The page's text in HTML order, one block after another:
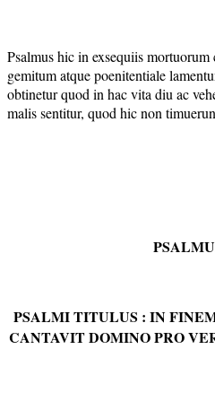
Psalmus hic in exsequiis
gemitum atque poenitentiale
obtinetur quod in hac vita diu ac
malis sentitur, quod hic non
PSALMI TITULUS : IN
CANTAVIT DOMINO PRO